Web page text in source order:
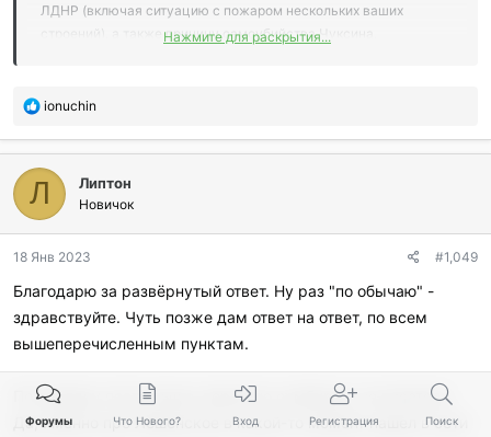
ЛДНР (включая ситуацию с пожаром нескольких ваших
строений), а также причину самоубийства Чуксина,
в том числе и Фиксажу-писателю, ресурсе.
Нажмите для раскрытия...
П
б
а
г
о
а
и
л
и
ionuchin
Л Липтон
Новичок
18 Янв 2023 #1,049
Благодарю за развёрнутый ответ. Ну раз "по обычаю" -
здравствуйте. Чуть позже дам ответ на ответ, по всем
вышеперечисленным пунктам.
По порядку поста выше, вероятно сумбурно, не писатель.
Да, именно про Лешенское в какой-то момент нашел в сети
Форумы Что Нового? Вход Регистрация Поиск